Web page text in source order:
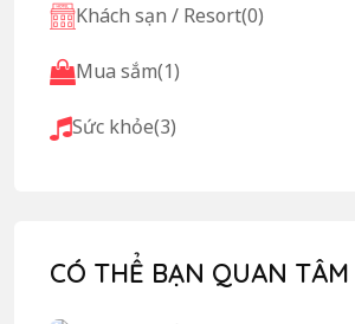
Khách sạn / Resort(0)
Mua sắm(1)
Sức khỏe(3)
CÓ THỂ BẠN QUAN TÂM